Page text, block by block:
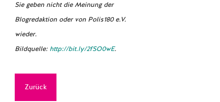
Sie geben nicht die Meinung der
Blogredaktion oder von Polis180 e.V.
wieder.
Bildquelle: http://bit.ly/2fSO0wE.
Zurück